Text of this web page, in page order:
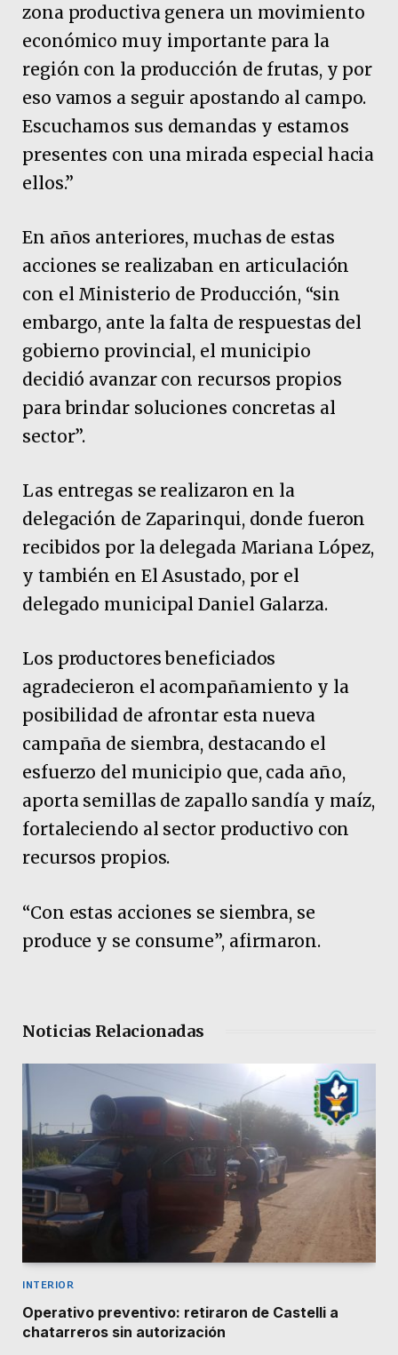
zona productiva genera un movimiento
económico muy importante para la
región con la producción de frutas, y por
eso vamos a seguir apostando al campo.
Escuchamos sus demandas y estamos
presentes con una mirada especial hacia
ellos.”
En años anteriores, muchas de estas
acciones se realizaban en articulación
con el Ministerio de Producción, “sin
embargo, ante la falta de respuestas del
gobierno provincial, el municipio
decidió avanzar con recursos propios
para brindar soluciones concretas al
sector”.
Las entregas se realizaron en la
delegación de Zaparinqui, donde fueron
recibidos por la delegada Mariana López,
y también en El Asustado, por el
delegado municipal Daniel Galarza.
Los productores beneficiados
agradecieron el acompañamiento y la
posibilidad de afrontar esta nueva
campaña de siembra, destacando el
esfuerzo del municipio que, cada año,
aporta semillas de zapallo sandía y maíz,
fortaleciendo al sector productivo con
recursos propios.
“Con estas acciones se siembra, se
produce y se consume”, afirmaron.
Noticias Relacionadas
INTERIOR
Operativo preventivo: retiraron de Castelli a
chatarreros sin autorización